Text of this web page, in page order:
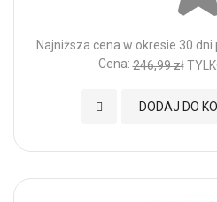
Najniższa cena w okresie 30
Cena: 246,99 zł
DODAJ DO
Dodaj do Ulubionych